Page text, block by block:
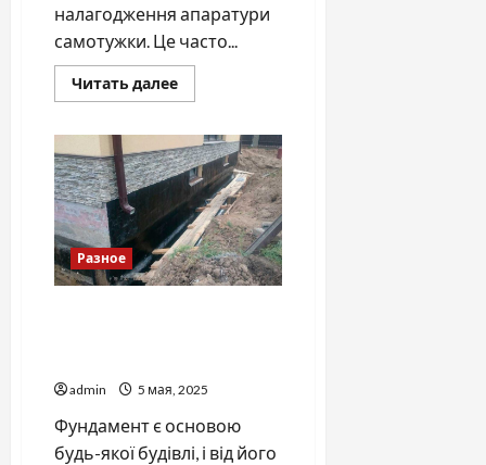
налагодження апаратури
самотужки. Це часто...
Читать далееПрочитать
больше
ремонт
побутової
техніки
майстернях
КБТ-
Сервіс
у
Києві
Разное
admin 5 мая, 2025
Фундамент є основою
будь-якої будівлі, і від його